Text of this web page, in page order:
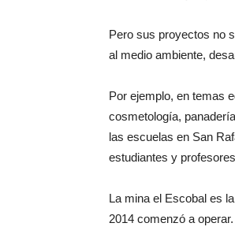
Pero sus proyectos no
al medio ambiente,
Por ejemplo, en temas
cosmetología,
las escuelas en San
estudiantes y
La mina el Escobal es
2014 comenzó a